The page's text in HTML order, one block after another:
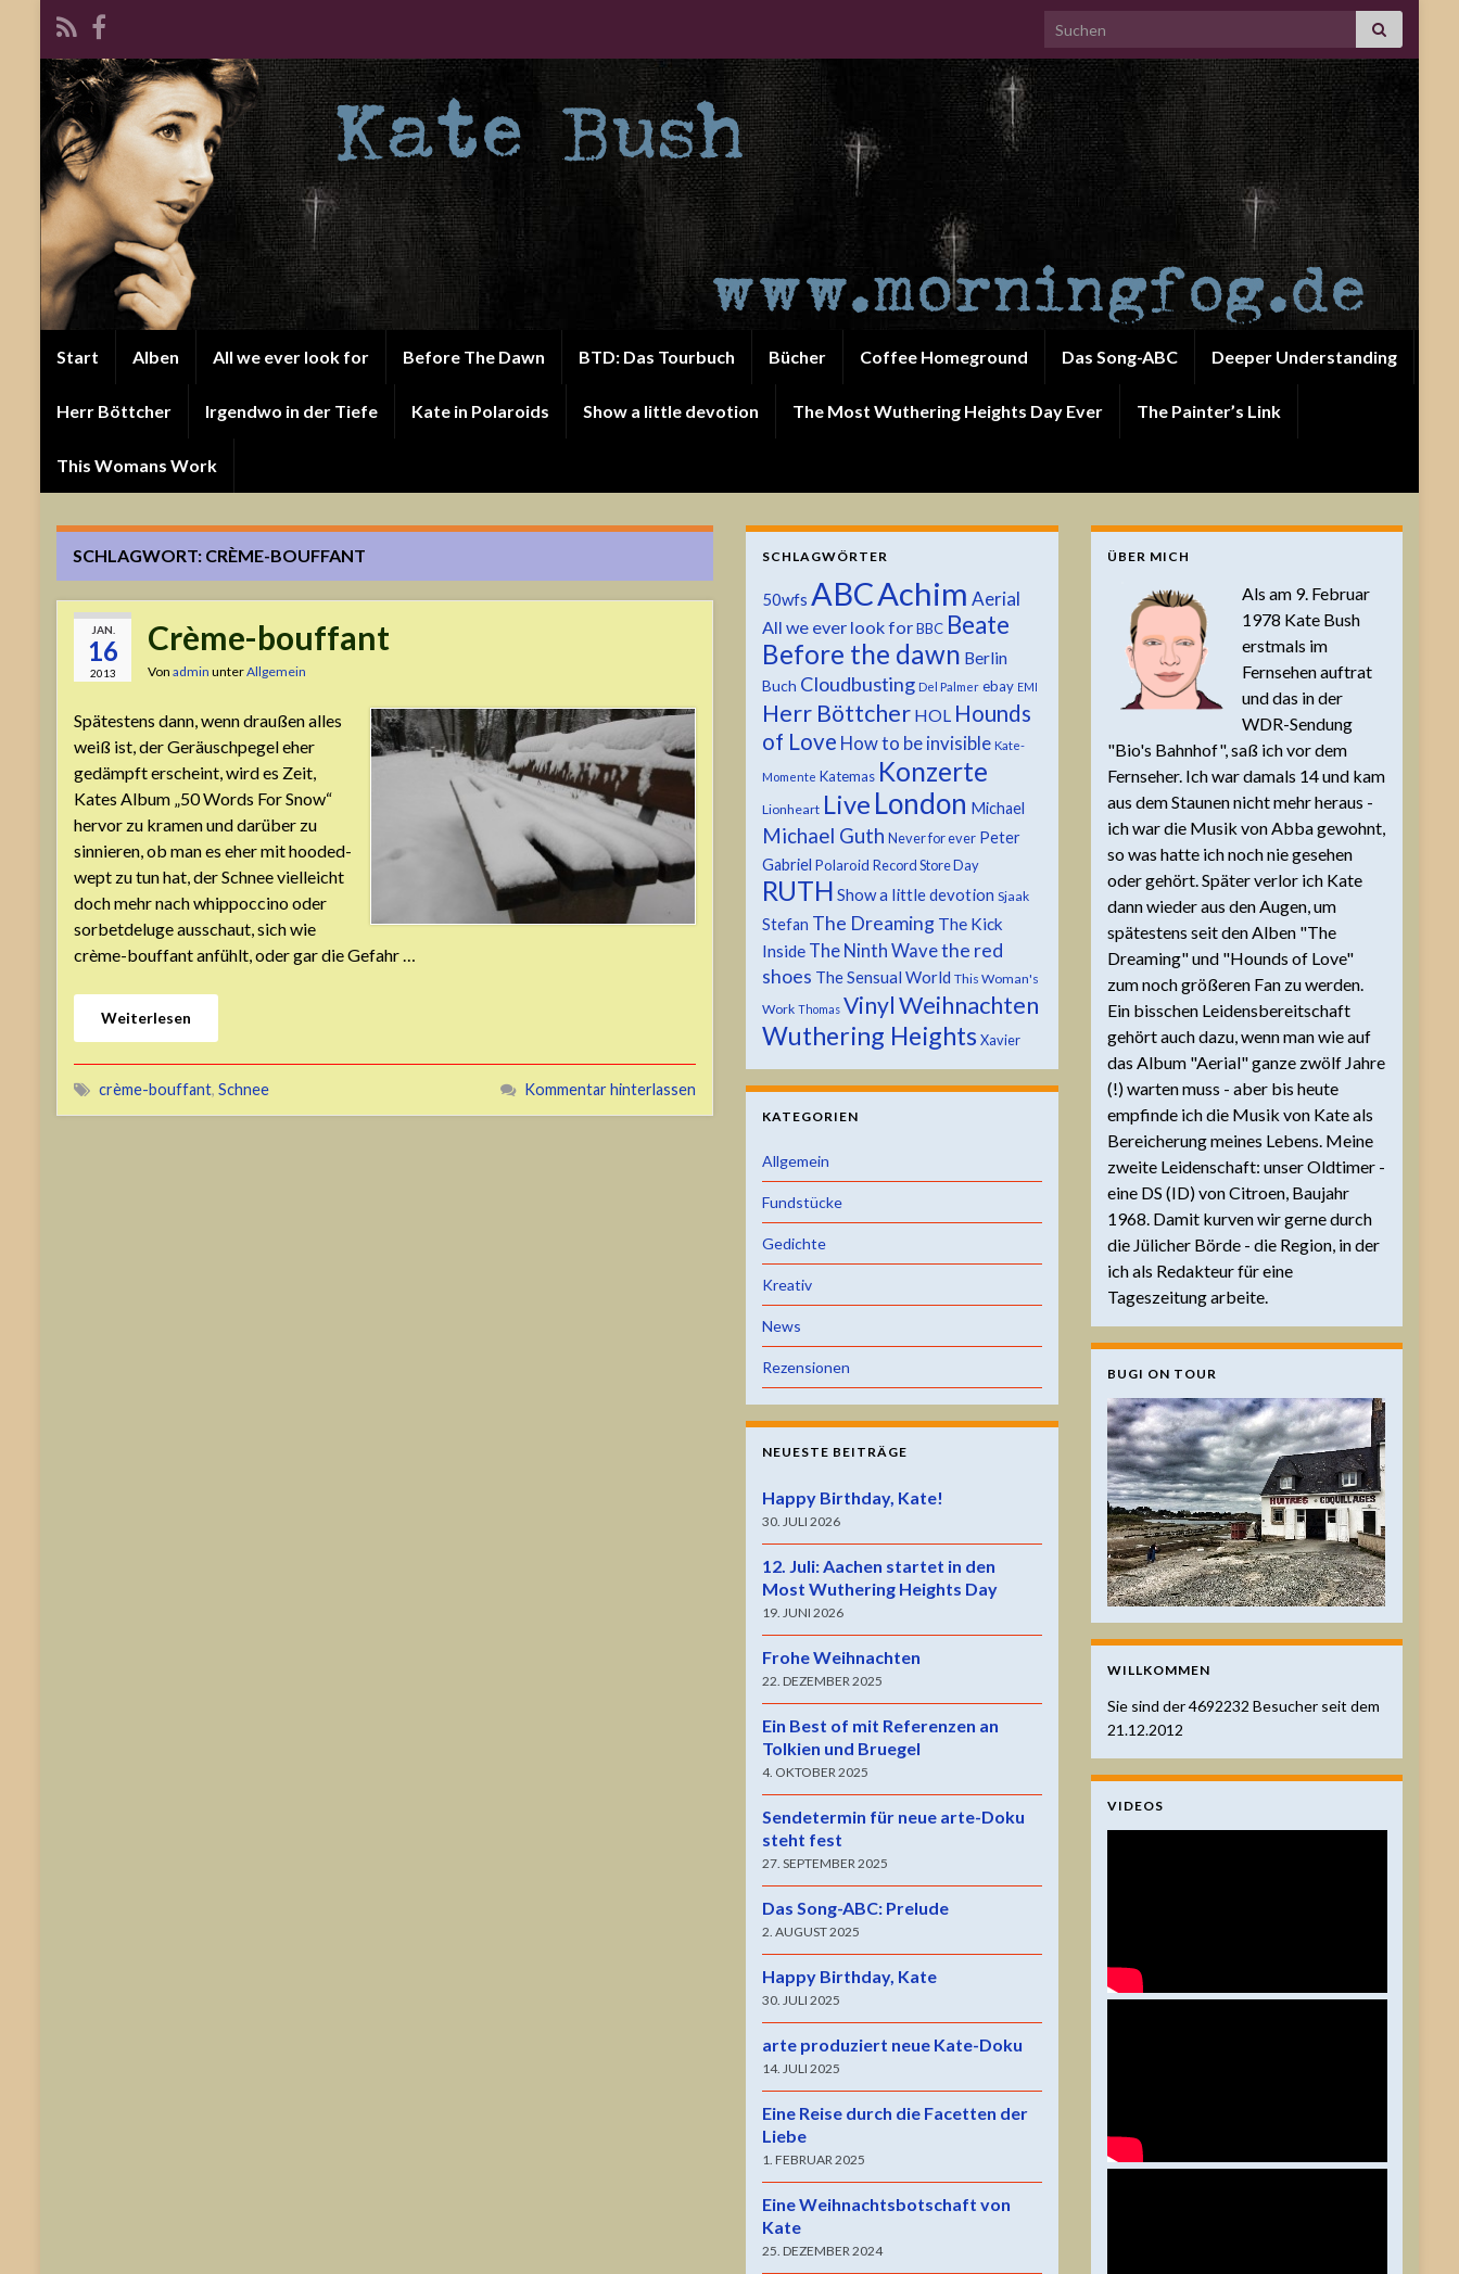
Search for:
Start Alben All we ever look for Before The Dawn BTD: Das Tourbuch Bücher Coffee Homeground Das Song-ABC Deeper Understanding
Herr Böttcher Irgendwo in der Tiefe Kate in Polaroids Show a little devotion The Most Wuthering Heights Day Ever The Painter’s Link
This Womans Work
SCHLAGWORT: CRÈME-BOUFFANT
JAN.
16
2013
Crème-bouffant
Von admin unterAllgemein
Spätestens dann, wenn draußen alles
weiß ist, der Geräuschpegel eher
gedämpft erscheint, wird es Zeit,
Kates Album „50 Words For Snow“
hervor zu kramen und darüber zu
sinnieren, ob man es eher mit hooded-
wept zu tun hat, der Schnee vielleicht
doch mehr nach whippoccino oder
sorbetdeluge ausschaut, sich wie
crème-bouffant anfühlt, oder gar die Gefahr …
Weiterlesen
crème-bouffant, Schnee Kommentar hinterlassen
SCHLAGWÖRTER
50wfs ABCAchim Aerial
All we ever look forBBC Beate
Before the dawn Berlin
Buch Cloudbusting Del Palmer ebay EMI
Herr Böttcher HOL Hounds
of Love How to be invisible Kate-
Momente Katemas Konzerte
Lionheart Live London Michael
Michael Guth Never for ever Peter
Gabriel Polaroid Record Store Day
RUTH Show a little devotion Sjaak
Stefan The Dreaming The Kick
Inside The Ninth Wavethe red
shoes The Sensual World This Woman's
Work Thomas VinylWeihnachten
Wuthering Heights Xavier
KATEGORIEN
Allgemein
Fundstücke
Gedichte
Kreativ
News
Rezensionen
NEUESTE BEITRÄGE
Happy Birthday, Kate!
30. JULI 2026
12. Juli: Aachen startet in den
Most Wuthering Heights Day
19. JUNI 2026
Frohe Weihnachten
22. DEZEMBER 2025
Ein Best of mit Referenzen an
Tolkien und Bruegel
4. OKTOBER 2025
Sendetermin für neue arte-Doku
steht fest
27. SEPTEMBER 2025
Das Song-ABC: Prelude
2. AUGUST 2025
Happy Birthday, Kate
30. JULI 2025
arte produziert neue Kate-Doku
14. JULI 2025
Eine Reise durch die Facetten der
Liebe
1. FEBRUAR 2025
Eine Weihnachtsbotschaft von
Kate
25. DEZEMBER 2024
ÜBER MICH
Als am 9. Februar
1978 Kate Bush
erstmals im
Fernsehen auftrat
und das in der
WDR-Sendung
"Bio's Bahnhof", saß ich vor dem
Fernseher. Ich war damals 14 und kam
aus dem Staunen nicht mehr heraus -
ich war die Musik von Abba gewohnt,
so was hatte ich noch nie gesehen
oder gehört. Später verlor ich Kate
dann wieder aus den Augen, um
spätestens seit den Alben "The
Dreaming" und "Hounds of Love"
zum noch größeren Fan zu werden.
Ein bisschen Leidensbereitschaft
gehört auch dazu, wenn man wie auf
das Album "Aerial" ganze zwölf Jahre
(!) warten muss - aber bis heute
empfinde ich die Musik von Kate als
Bereicherung meines Lebens. Meine
zweite Leidenschaft: unser Oldtimer -
eine DS (ID) von Citroen, Baujahr
1968. Damit kurven wir gerne durch
die Jülicher Börde - die Region, in der
ich als Redakteur für eine
Tageszeitung arbeite.
BUGI ON TOUR
WILLKOMMEN
Sie sind der4692232 Besucher seit dem
21.12.2012
VIDEOS